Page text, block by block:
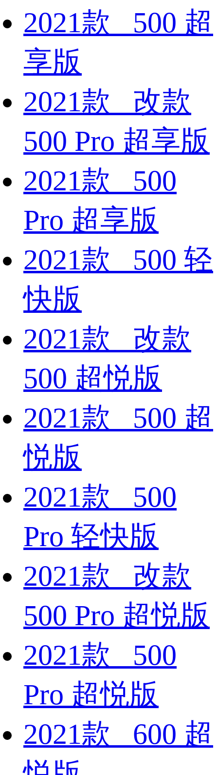
2021款 500 超
享版
2021款 改款
500 Pro 超享版
2021款 500
Pro 超享版
2021款 500 轻
快版
2021款 改款
500 超悦版
2021款 500 超
悦版
2021款 500
Pro 轻快版
2021款 改款
500 Pro 超悦版
2021款 500
Pro 超悦版
2021款 600 超